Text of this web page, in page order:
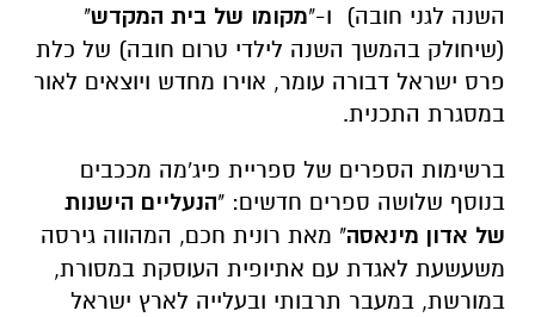
השנה לגני חובה) ו-"מקומו של בית המקדש"
(שיחולק בהמשך השנה לילדי טרום חובה) של כלת
פרס ישראל דבורה עומר, אוירו מחדש ויוצאים לאור
במסגרת התכנית.
ברשימות הספרים של ספריית פיג'מה מככבים
בנוסף שלושה ספרים חדשים: "הנעליים הישנות
של אדון מינאסה" מאת רונית חכם, המהווה גירסה
משעשעת לאגדת עם אתיופית העוסקת במסורת,
במורשת, במעבר תרבותי ובעלייה לארץ ישראל